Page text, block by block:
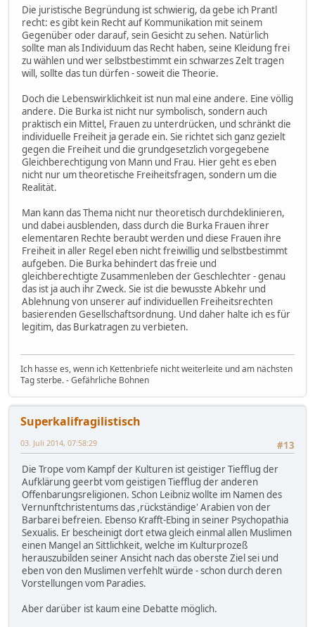
Die juristische Begründung ist schwierig, da gebe ich Prantl
recht: es gibt kein Recht auf Kommunikation mit seinem
Gegenüber oder darauf, sein Gesicht zu sehen. Natürlich
sollte man als Individuum das Recht haben, seine Kleidung frei
zu wählen und wer selbstbestimmt ein schwarzes Zelt tragen
will, sollte das tun dürfen - soweit die Theorie.
Doch die Lebenswirklichkeit ist nun mal eine andere. Eine völlig
andere. Die Burka ist nicht nur symbolisch, sondern auch
praktisch ein Mittel, Frauen zu unterdrücken, und schränkt die
individuelle Freiheit ja gerade ein. Sie richtet sich ganz gezielt
gegen die Freiheit und die grundgesetzlich vorgegebene
Gleichberechtigung von Mann und Frau. Hier geht es eben
nicht nur um theoretische Freiheitsfragen, sondern um die
Realität.
Man kann das Thema nicht nur theoretisch durchdeklinieren,
und dabei ausblenden, dass durch die Burka Frauen ihrer
elementaren Rechte beraubt werden und diese Frauen ihre
Freiheit in aller Regel eben nicht freiwillig und selbstbestimmt
aufgeben. Die Burka behindert das freie und
gleichberechtigte Zusammenleben der Geschlechter - genau
das ist ja auch ihr Zweck. Sie ist die bewusste Abkehr und
Ablehnung von unserer auf individuellen Freiheitsrechten
basierenden Gesellschaftsordnung. Und daher halte ich es für
legitim, das Burkatragen zu verbieten.
Ich hasse es, wenn ich Kettenbriefe nicht weiterleite und am nächsten
Tag sterbe. - Gefährliche Bohnen
Superkalifragilistisch
#13
03. Juli 2014, 07:58:29
Die Trope vom Kampf der Kulturen ist geistiger Tiefflug der
Aufklärung geerbt vom geistigen Tiefflug der anderen
Offenbarungsreligionen. Schon Leibniz wollte im Namen des
Vernunftchristentums das ,rückständige' Arabien von der
Barbarei befreien. Ebenso Krafft-Ebing in seiner Psychopathia
Sexualis. Er bescheinigt dort etwa gleich einmal allen Muslimen
einen Mangel an Sittlichkeit, welche im Kulturprozeß
herauszubilden seiner Ansicht nach das oberste Ziel sei und
eben von den Muslimen verfehlt würde - schon durch deren
Vorstellungen vom Paradies.
Aber darüber ist kaum eine Debatte möglich.